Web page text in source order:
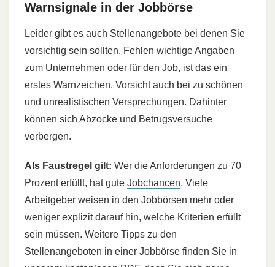
Warnsignale in der Jobbörse
Leider gibt es auch Stellenangebote bei denen Sie
vorsichtig sein sollten. Fehlen wichtige Angaben
zum Unternehmen oder für den Job, ist das ein
erstes Warnzeichen. Vorsicht auch bei zu schönen
und unrealistischen Versprechungen. Dahinter
können sich Abzocke und Betrugsversuche
verbergen.
Als Faustregel gilt: Wer die Anforderungen zu 70
Prozent erfüllt, hat gute Jobchancen. Viele
Arbeitgeber weisen in den Jobbörsen mehr oder
weniger explizit darauf hin, welche Kriterien erfüllt
sein müssen. Weitere Tipps zu den
Stellenangeboten in einer Jobbörse finden Sie in